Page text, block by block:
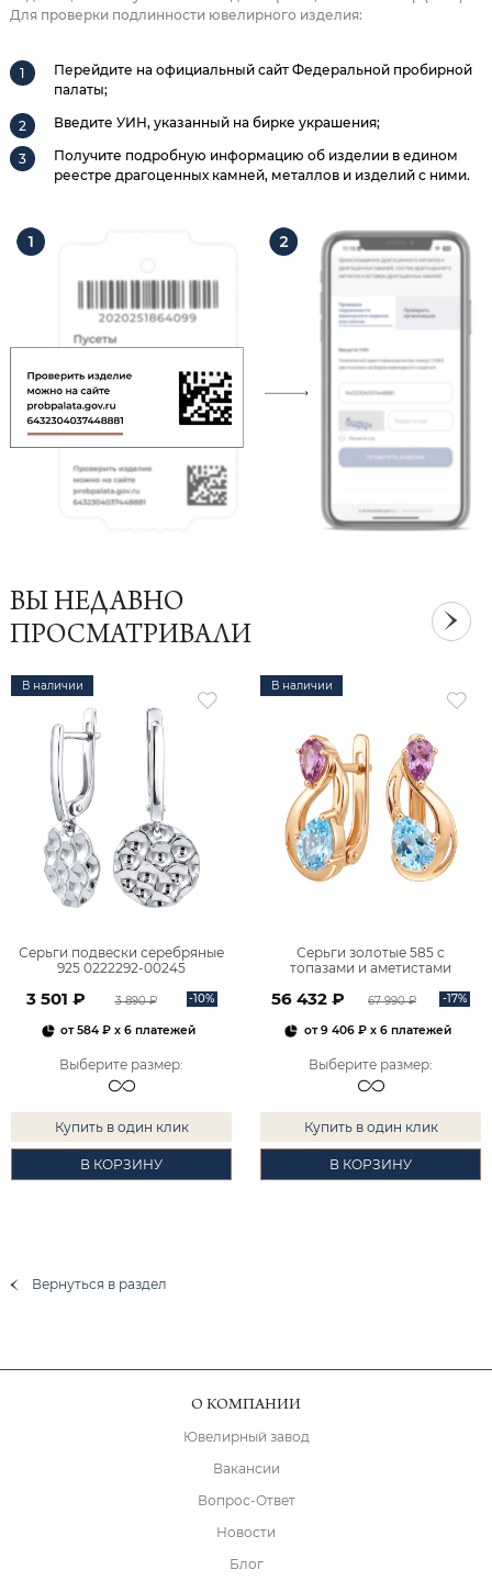
Для проверки подлинности ювелирного изделия:
Перейдите на официальный сайт Федеральной пробирной
палаты;
Введите УИН, указанный на бирке украшения;
Получите подробную информацию об изделии в едином
реестре драгоценных камней, металлов и изделий с ними.
ВЫ НЕДАВНО
ПРОСМАТРИВАЛИ
В наличии
Серьги подвески серебряные
925 0222292-00245
3 501 ₽ 3 890 ₽ -10%
от584 ₽ x 6 платежей
Выберите размер:
Купить в один клик
В КОРЗИНУ
В наличии
Серьги золотые 585 с
топазами и аметистами
56 432 ₽ 67 990 ₽ -17%
от9 406 ₽x 6 платежей
Выберите размер:
Купить в один клик
В КОРЗИНУ
Вернуться в раздел
О КОМПАНИИ
Ювелирный завод
Вакансии
Вопрос-Ответ
Новости
Блог